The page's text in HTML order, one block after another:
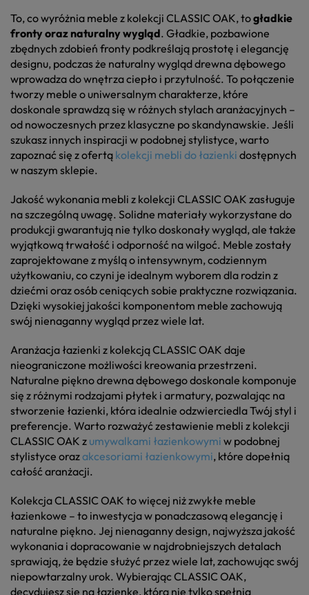
To, co wyróżnia meble z kolekcji CLASSIC OAK, togładkie
fronty oraz naturalny wygląd. Gładkie, pozbawione
zbędnych zdobień fronty podkreślają prostotę i elegancję
designu, podczas że naturalny wygląd drewna dębowego
wprowadza do wnętrza ciepło i przytulność. To połączenie
tworzy meble o uniwersalnym charakterze, które
doskonale sprawdzą się w różnych stylach aranżacyjnych –
od nowoczesnych przez klasyczne po skandynawskie. Jeśli
szukasz innych inspiracji w podobnej stylistyce, warto
zapoznać się z ofertą kolekcji mebli do łazienki dostępnych
w naszym sklepie.
Jakość wykonania mebli z kolekcji CLASSIC OAK zasługuje
na szczególną uwagę. Solidne materiały wykorzystane do
produkcji gwarantują nie tylko doskonały wygląd, ale także
wyjątkową trwałość i odporność na wilgoć. Meble zostały
zaprojektowane z myślą o intensywnym, codziennym
użytkowaniu, co czyni je idealnym wyborem dla rodzin z
dziećmi oraz osób ceniących sobie praktyczne rozwiązania.
Dzięki wysokiej jakości komponentom meble zachowują
swój nienaganny wygląd przez wiele lat.
Aranżacja łazienki z kolekcją CLASSIC OAK daje
nieograniczone możliwości kreowania przestrzeni.
Naturalne piękno drewna dębowego doskonale komponuje
się z różnymi rodzajami płytek i armatury, pozwalając na
stworzenie łazienki, która idealnie odzwierciedla Twój styl i
preferencje. Warto rozważyć zestawienie mebli z kolekcji
CLASSIC OAK z umywalkami łazienkowymi w podobnej
stylistyce orazakcesoriami łazienkowymi, które dopełnią
całość aranżacji.
Kolekcja CLASSIC OAK to więcej niż zwykłe meble
łazienkowe – to inwestycja w ponadczasową elegancję i
naturalne piękno. Jej nienaganny design, najwyższa jakość
wykonania i dopracowanie w najdrobniejszych detalach
sprawiają, że będzie służyć przez wiele lat, zachowując swój
niepowtarzalny urok. Wybierając CLASSIC OAK,
decydujesz się na łazienkę, która nie tylko spełnia